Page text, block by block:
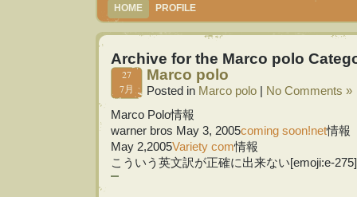
HOME PROFILE
Archive for the Marco polo
27
7月
Marco polo
Posted in Marco polo
No Comments »
Marco Polo情報
warner bros May 3, 2005coming soon!net情報
May 2,2005Variety com情報
こういう英文訳が正確に出来ない[emoji:e-275]